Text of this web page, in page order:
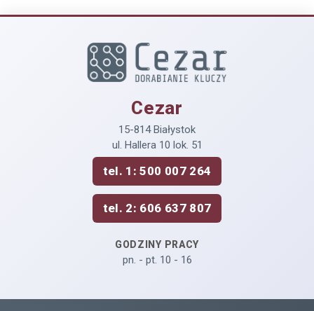
Cezar
15-814 Białystok
ul. Hallera 10 lok. 51
tel. 1: 500 007 264
tel. 2: 606 637 807
GODZINY PRACY
pn. - pt. 10 - 16